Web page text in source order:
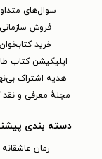
سوال‌های
فروش سازمانی
خرید کتابخوان
اپلیکیشن کتاب
هدیه اشتراک
مجلهٔ معرفی و نقد
دسته بندی
رمان عاشقانه